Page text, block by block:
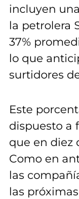
incluyen
la petrolera
37%
lo que
surtidores
Este
dispuesto a
que en diez
Como en
las
las